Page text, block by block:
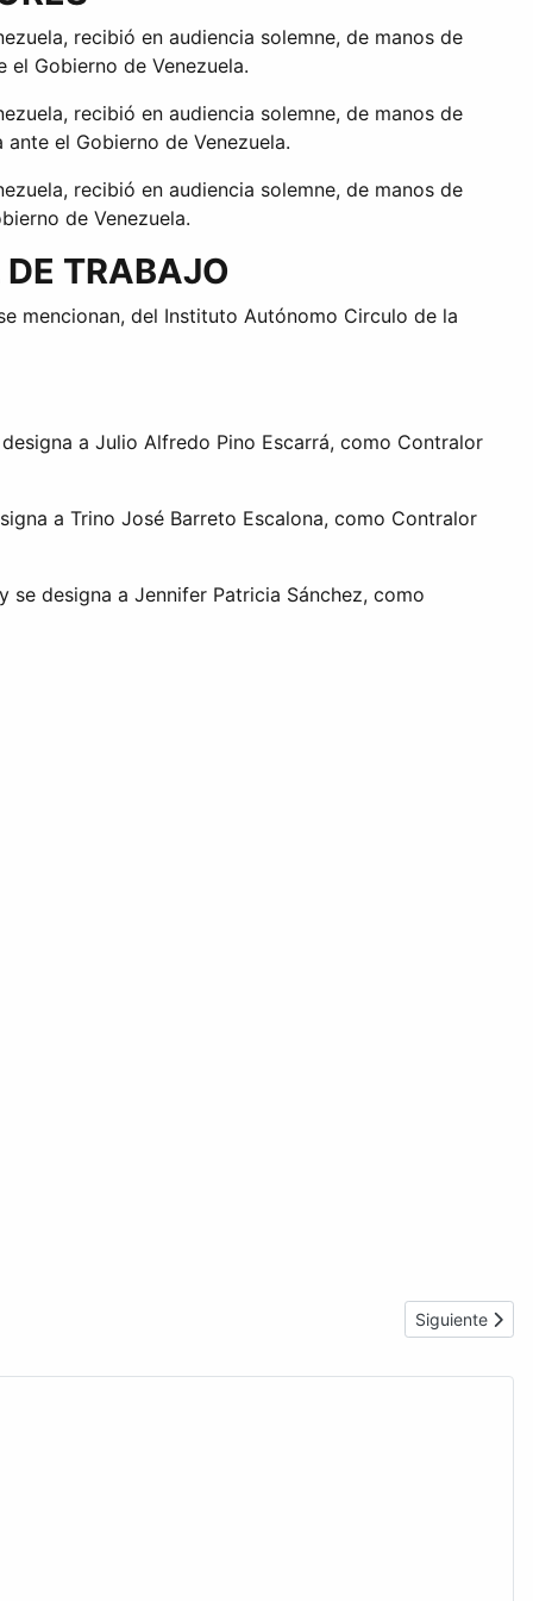
recibió en audiencia solemne, de manos de
Gobierno de Venezuela.
recibió en audiencia solemne, de manos de
el Gobierno de Venezuela.
recibió en audiencia solemne, de manos de
de Venezuela.
DE TRABAJO
mencionan, del Instituto Autónomo Circulo de la
a Julio Alfredo Pino Escarrá, como Contralor
a Trino José Barreto Escalona, como Contralor
designa a Jennifer Patricia Sánchez, como
Artículo
Siguiente